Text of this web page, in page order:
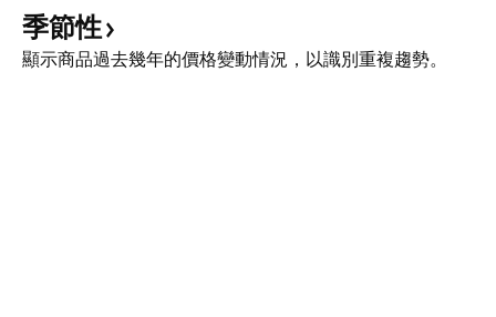
季節性
顯示商品過去幾年的價格變動情況，以識別重複趨勢。